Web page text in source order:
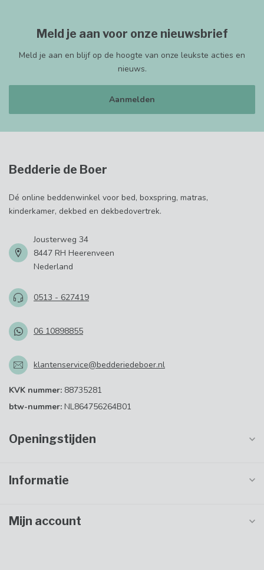
Meld je aan voor onze nieuwsbrief
Meld je aan en blijf op de hoogte van onze leukste acties en
nieuws.
Aanmelden
Bedderie de Boer
Dé online beddenwinkel voor bed, boxspring, matras,
kinderkamer, dekbed en dekbedovertrek.
Jousterweg 34
8447 RH Heerenveen
Nederland
0513 - 627419
06 10898855
klantenservice@bedderiedeboer.nl
KVK nummer: 88735281
btw-nummer: NL864756264B01
Openingstijden
Informatie
Mijn account